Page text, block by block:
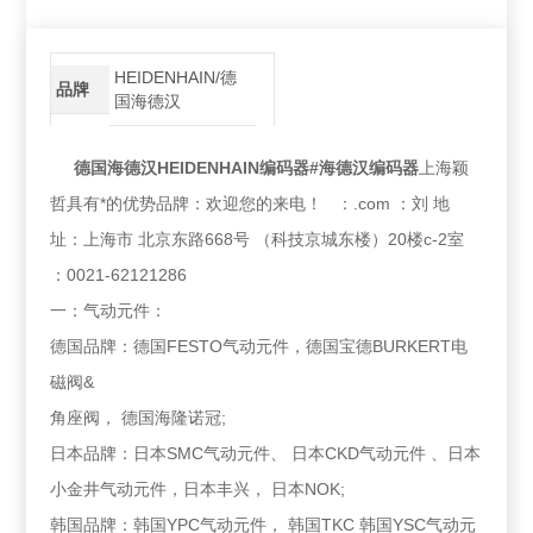
品牌
HEIDENHAIN/德
国海德汉
德国海德汉HEIDENHAIN编码器#海德汉编码器 上海颖
哲具有*的优势品牌：欢迎您的来电！ ：.com ：刘 地
址：上海市 北京东路668号 （科技京城东楼）20楼c-2室
：0021-62121286
一：气动元件：
德国品牌：德国FESTO气动元件，德国宝德BURKERT电
磁阀&
角座阀， 德国海隆诺冠;
日本品牌：日本SMC气动元件、 日本CKD气动元件 、日本
小金井气动元件，日本丰兴， 日本NOK;
韩国品牌：韩国YPC气动元件， 韩国TKC 韩国YSC气动元